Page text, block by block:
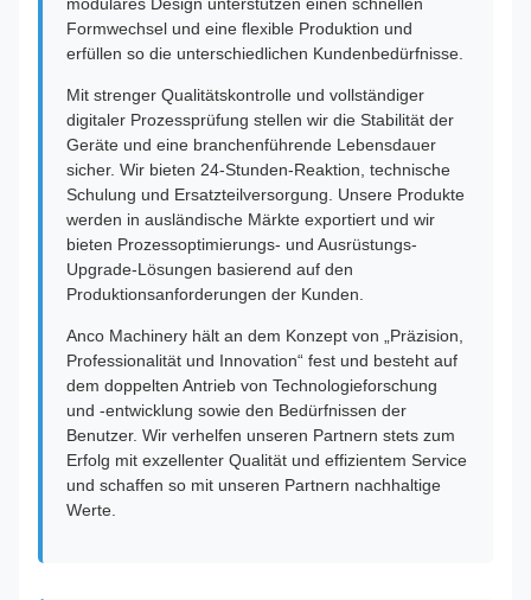
Formwechsel und eine flexible Produktion und
erfüllen so die unterschiedlichen Kundenbedürfnisse.
Mit strenger Qualitätskontrolle und vollständiger
digitaler Prozessprüfung stellen wir die Stabilität der
Geräte und eine branchenführende Lebensdauer
sicher. Wir bieten 24-Stunden-Reaktion, technische
Schulung und Ersatzteilversorgung. Unsere Produkte
werden in ausländische Märkte exportiert und wir
bieten Prozessoptimierungs- und Ausrüstungs-
Upgrade-Lösungen basierend auf den
Produktionsanforderungen der Kunden.
Anco Machinery hält an dem Konzept von „Präzision,
Professionalität und Innovation“ fest und besteht auf
dem doppelten Antrieb von Technologieforschung
und -entwicklung sowie den Bedürfnissen der
Benutzer. Wir verhelfen unseren Partnern stets zum
Erfolg mit exzellenter Qualität und effizientem Service
und schaffen so mit unseren Partnern nachhaltige
Werte.